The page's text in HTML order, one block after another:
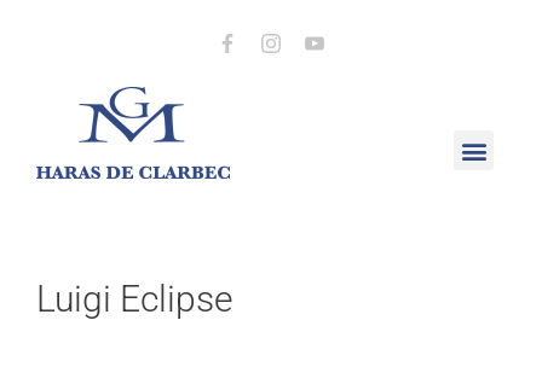
Luigi Eclipse